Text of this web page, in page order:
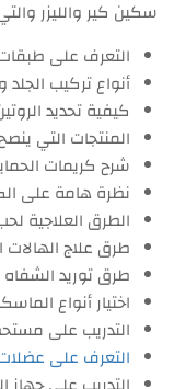
سكين كير والليزر
التعرف على
أنواع تركيب الجلد
كيفية تحديد
المنتجات التي
شرح كريمات
نظرة هامة على
الطرق العلاجية
طرق علاج الهالات
طرق توريد
اختيار أنواع
التدريب على
التعرف على